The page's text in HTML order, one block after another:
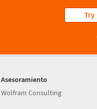
Try
Asesoramiento
Wolfram Consulting